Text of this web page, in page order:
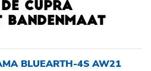
CUPRA
BANDENMAAT
BLUEARTH-4S AW21